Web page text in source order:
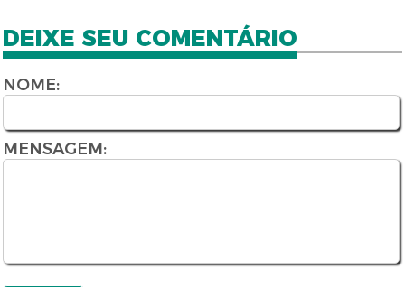
DEIXE SEU COMENTÁRIO
NOME:
MENSAGEM: